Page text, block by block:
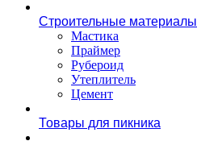
Строительные материалы
Мастика
Праймер
Рубероид
Утеплитель
Цемент
Товары для пикника